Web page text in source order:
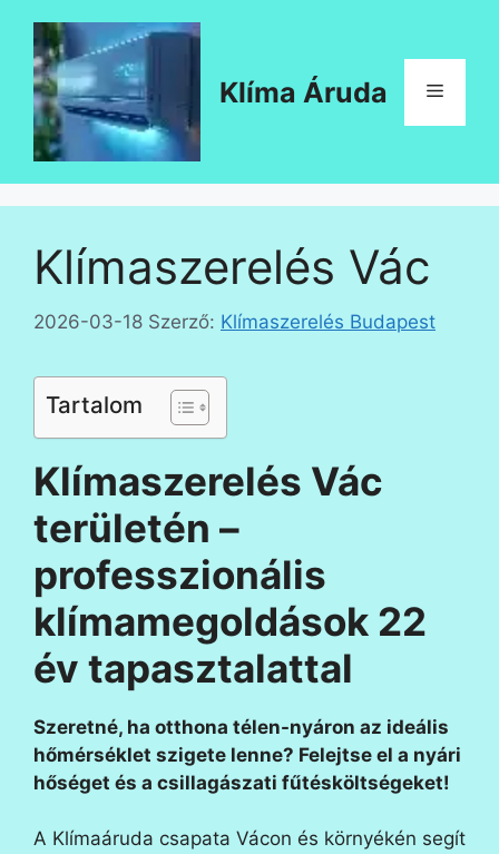
tartalomba
Klíma Áruda Menü
Klímaszerelés Vác
2026-03-18 Szerző: Klímaszerelés Budapest
Tartalom
Klímaszerelés Vác
területén –
professzionális
klímamegoldások 22
év tapasztalattal
Szeretné, ha otthona télen-nyáron az ideális
hőmérséklet szigete lenne? Felejtse el a nyári
hőséget és a csillagászati fűtésköltségeket!
A Klímaáruda csapata Vácon és környékén segít